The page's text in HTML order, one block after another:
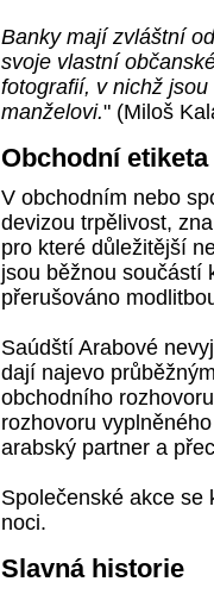
Banky mají zvláštní
svoje vlastní
fotografií, v nichž
manželovi." (Miloš
Obchodní etiketa
V obchodním nebo
devizou trpělivost,
pro které důležitější
jsou běžnou součástí
přerušováno
Saúdští Arabové
dají najevo
obchodního
rozhovoru
arabský partner a
Společenské akce se
noci.
Slavná historie